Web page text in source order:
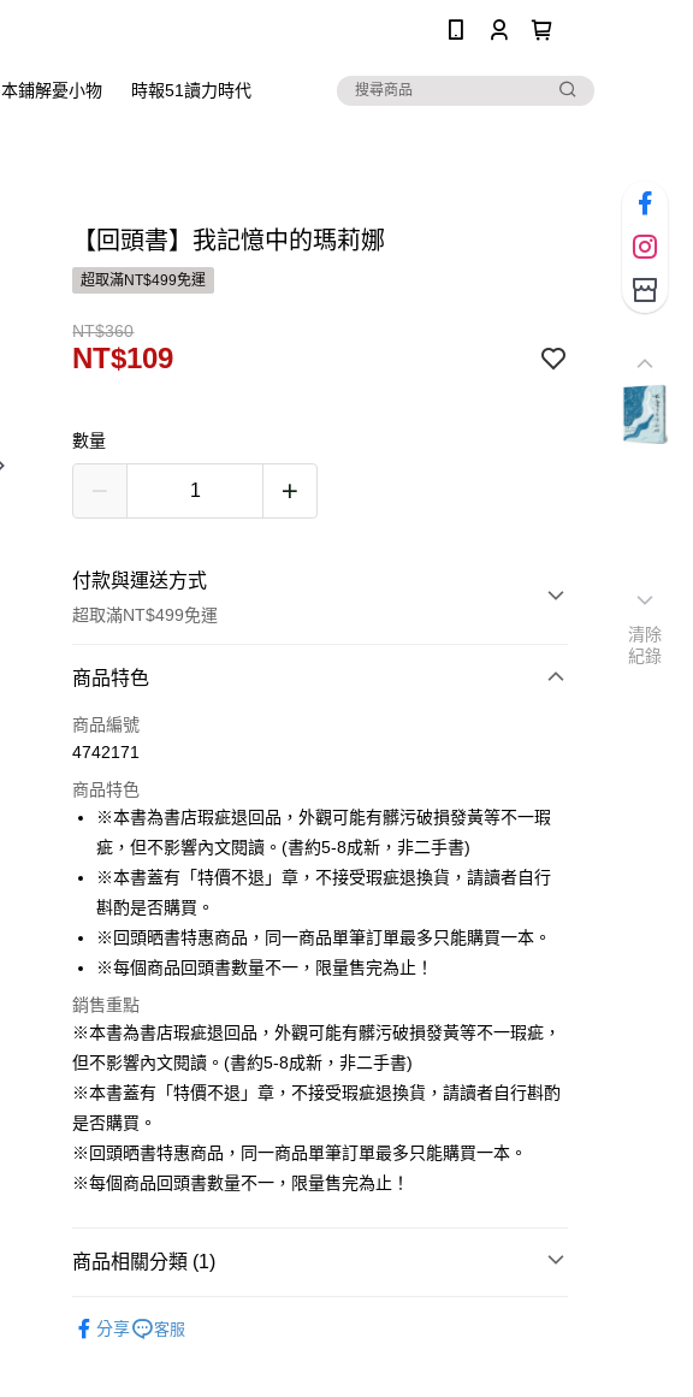
本鋪解憂小物 時報51讀力時代
【回頭書】我記憶中的瑪莉娜
超取滿NT$499免運
NT$360
NT$109
數量
付款與運送方式
超取滿NT$499免運
付款方式
信用卡一次付款
運送方式
付款後全家取貨
每筆NT$60，滿NT$499(含以上)免運費
付款後7-11取貨
每筆NT$60，滿NT$499(含以上)免運費
宅配
每筆NT$100，滿NT$499(含以上)免運費
商品特色
商品編號
4742171
商品特色
※本書為書店瑕疵退回品，外觀可能有髒污破損發黃等不一瑕
疵，但不影響內文閱讀。(書約5-8成新，非二手書)
※本書蓋有「特價不退」章，不接受瑕疵退換貨，請讀者自行
斟酌是否購買。
※回頭晒書特惠商品，同一商品單筆訂單最多只能購買一本。
※每個商品回頭書數量不一，限量售完為止！
銷售重點
※本書為書店瑕疵退回品，外觀可能有髒污破損發黃等不一瑕疵，
但不影響內文閱讀。(書約5-8成新，非二手書)
※本書蓋有「特價不退」章，不接受瑕疵退換貨，請讀者自行斟酌
是否購買。
※回頭晒書特惠商品，同一商品單筆訂單最多只能購買一本。
※每個商品回頭書數量不一，限量售完為止！
商品相關分類 (1)
分享
客服
清除
紀錄